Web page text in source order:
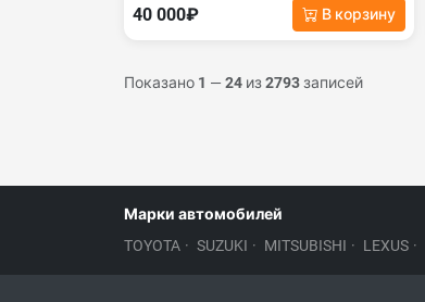
40 000₽ В корзину
Показано 1 — 24 из2793записей
Марки автомобилей
TOYOTA · SUZUKI · MITSUBISHI · LEXUS ·